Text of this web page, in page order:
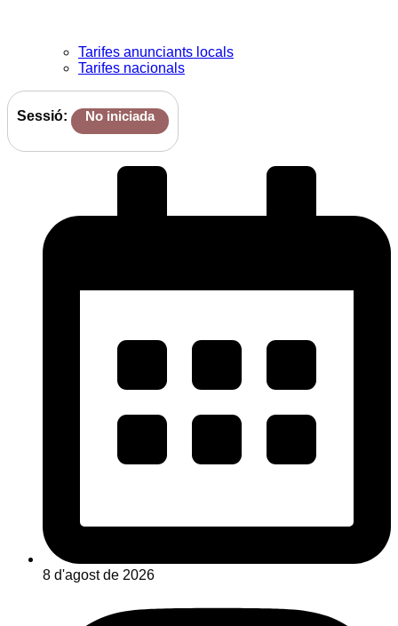
Tarifes anunciants locals
Tarifes nacionals
Sessió: No iniciada
8 d'agost de 2026